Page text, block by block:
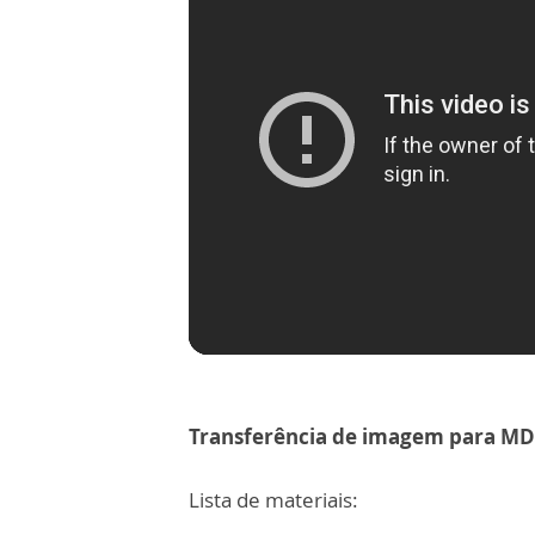
Transferência de imagem para
Lista de materiais: